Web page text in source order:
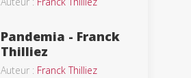
Pandemia - Franck
Thilliez
Auteur : Franck Thilliez